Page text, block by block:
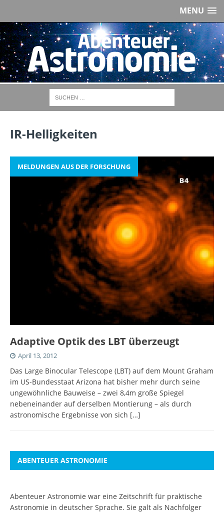
MENU
IR-Helligkeiten
MELDUNGEN AUS DER FORSCHUNG
Adaptive Optik des LBT überzeugt
April 13, 2012
Das Large Binocular Telescope (LBT) auf dem Mount Graham
im US-Bundesstaat Arizona hat bisher mehr durch seine
ungewöhnliche Bauweise – zwei 8,4m große Spiegel
nebeneinander auf derselben Montierung – als durch
astronomische Ergebnisse von sich […]
ABENTEUER ASTRONOMIE
Abenteuer Astronomie war eine Zeitschrift für praktische
Astronomie in deutscher Sprache. Sie galt als Nachfolger